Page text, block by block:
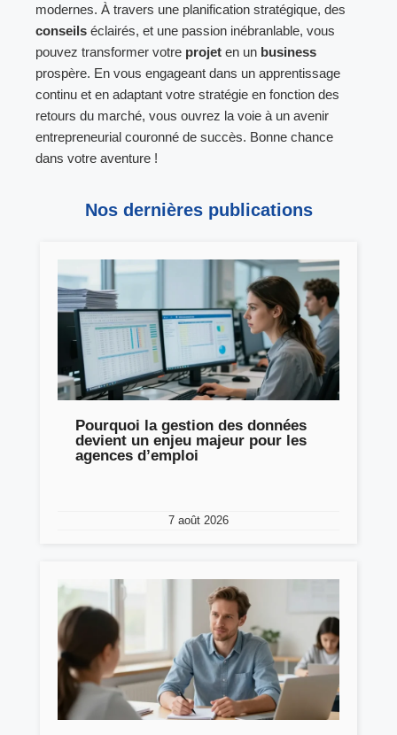
modernes. À travers une planification stratégique, des
conseils éclairés, et une passion inébranlable, vous
pouvez transformer votre projet en un business
prospère. En vous engageant dans un apprentissage
continu et en adaptant votre stratégie en fonction des
retours du marché, vous ouvrez la voie à un avenir
entrepreneurial couronné de succès. Bonne chance
dans votre aventure !
Nos dernières publications
Pourquoi la gestion des données
devient un enjeu majeur pour les
agences d’emploi
7 août 2026